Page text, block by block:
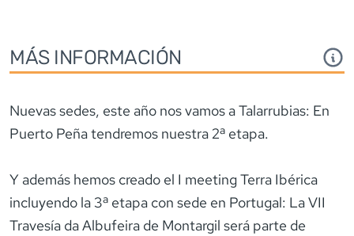
MÁS INFORMACIÓN
Nuevas sedes, este año nos vamos a Talarrubias: En
Puerto Peña tendremos nuestra 2ª etapa.
Y además hemos creado el I meeting Terra Ibérica
incluyendo la 3ª etapa con sede en Portugal: La VII
Travesía da Albufeira de Montargil será parte de